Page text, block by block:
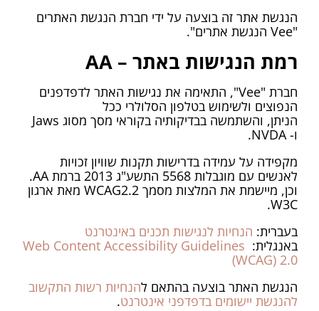
הנגשת אתר זה בוצעה על ידי חברת הנגשת האתרים
"Vee הנגשת אתרים".
רמת הנגישות באתר – AA
חברת "Vee", התאימה את נגישות האתר לדפדפנים
הנפוצים ולשימוש בטלפון הסלולרי ככל
הניתן, והשתמשה בבדיקותיה בקוראי מסך מסוג Jaws
ו- NVDA.
מקפידה על עמידה בדרישות תקנות שוויון זכויות
לאנשים עם מוגבלות 5568 התשע"ג 2013 ברמת AA.
וכן, מיישמת את המלצות מסמך WCAG2.2 מאת ארגון
W3C.
בעברית: הנחיות לנגישות תכנים באינטרנט
באנגלית: Web Content Accessibility Guidelines
(WCAG) 2.0
הנגשת האתר בוצעה בהתאם להנחיות רשות התקשוב
להנגשת יישומים בדפדפני אינטרנט.